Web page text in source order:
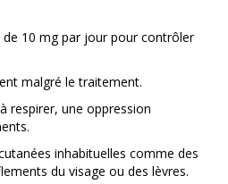
de 10 mg par jour pour contrôler
malgré le traitement.
respirer, une oppression
inhabituelles comme des
du visage ou des lèvres.